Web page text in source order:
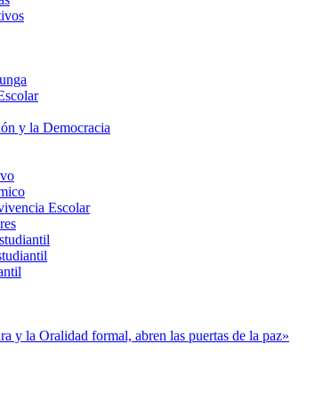
y la Democracia
Escolar
y la Oralidad formal, abren las puertas de la paz»